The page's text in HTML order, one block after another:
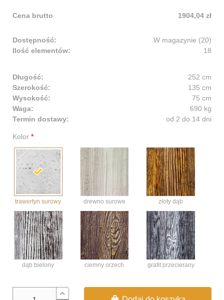
Cena brutto 1904,04 zł
Dostępność:
W magazynie (20)
Ilość elementów:
18
Długość:
252 cm
Szerokość:
135 cm
Wysokość:
75 cm
Waga:
690 kg
Termin dostawy:
od 2 do 14 dni
Kolor *
trawertyn surowy drewno surowe złoty dąb
dąb bielony ciemny orzech grafit przecierany